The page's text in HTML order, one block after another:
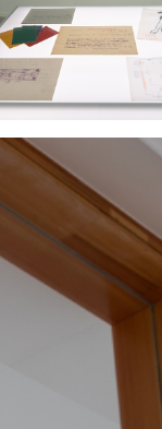
Photos-Vincent-